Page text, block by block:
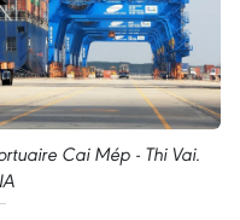
Cai Mép - Thi Vai.